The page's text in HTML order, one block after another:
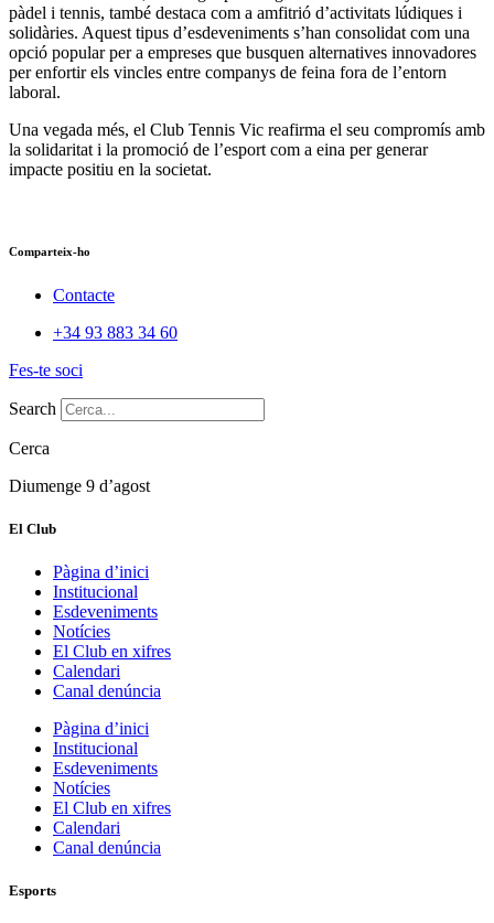
pàdel i tennis, també destaca com a amfitrió d’activitats lúdiques i
solidàries. Aquest tipus d’esdeveniments s’han consolidat com una
opció popular per a empreses que busquen alternatives innovadores
per enfortir els vincles entre companys de feina fora de l’entorn
laboral.
Una vegada més, el Club Tennis Vic reafirma el seu compromís amb
la solidaritat i la promoció de l’esport com a eina per generar
impacte positiu en la societat.
Comparteix-ho
Contacte
+34 93 883 34 60
Fes-te soci
Search
Cerca
Diumenge 9 d’agost
El Club
Pàgina d’inici
Institucional
Esdeveniments
Notícies
El Club en xifres
Calendari
Canal denúncia
Pàgina d’inici
Institucional
Esdeveniments
Notícies
El Club en xifres
Calendari
Canal denúncia
Esports